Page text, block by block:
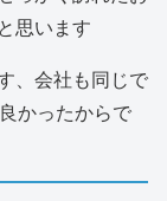
思います
、会社も同じで
かったからで